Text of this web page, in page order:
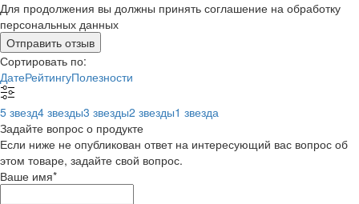
Для продолжения вы должны принять соглашение на обработку
персональных данных
Отправить отзыв
Сортировать по:
ДатеРейтингуПолезности
5 звезд4 звезды3 звезды2 звезды1 звезда
Задайте вопрос о продукте
Если ниже не опубликован ответ на интересующий вас вопрос об
этом товаре, задайте свой вопрос.
Ваше имя*